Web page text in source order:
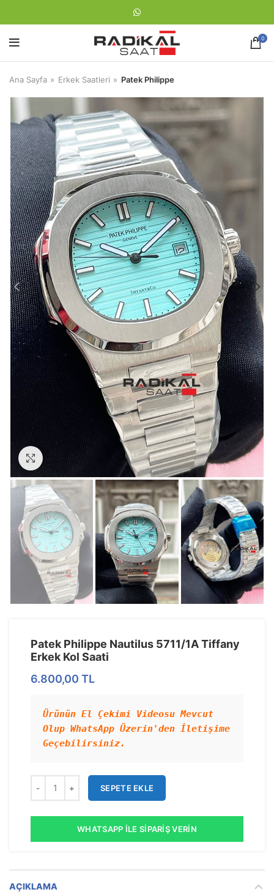
0
Ana Sayfa Erkek Saatleri Patek Philippe
Görseli Büyütün
Patek Philippe Nautilus 5711/1A Tiffany
Erkek Kol Saati
6.800,00 TL
Ürünün El Çekimi Videosu Mevcut
Olup WhatsApp Üzerin'den İletişime
Geçebilirsiniz.
SEPETE EKLE
WHATSAPP İLE SIPARIŞ VERIN
AÇIKLAMA